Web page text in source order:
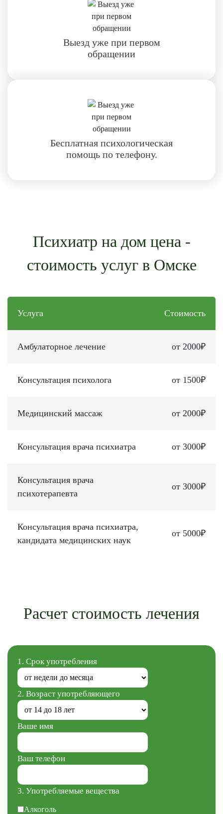
Выезд уже при первом
обращении
Бесплатная психологическая
помощь по телефону.
Психиатр на дом цена -
стоимость услуг в Омске
Услуга Стоимость
Амбулаторное лечение от 2000₽
Консультация психолога от 1500₽
Медицинский массаж от 2000₽
Консультация врача психиатра от 3000₽
Консультация врача
психотерапевта
от 3000₽
Консультация врача психиатра,
кандидата медицинских наук
от 5000₽
Расчет стоимость лечения
1. Срок употребления
2. Возраст употребляющего
Ваше имя
Ваш телефон
3. Употребляемые вещества
Алкоголь